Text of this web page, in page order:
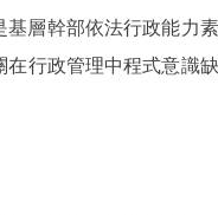
層幹部依法行政能力
行政管理中程式意識